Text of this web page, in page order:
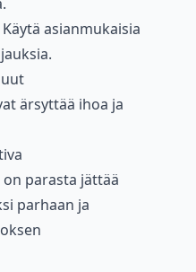
Käytä asianmukaisia
ärsyttää ihoa ja
parasta jättää
parhaan ja